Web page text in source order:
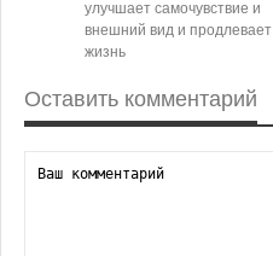
улучшает самочувствие и
внешний вид и продлевает
жизнь
Оставить комментарий